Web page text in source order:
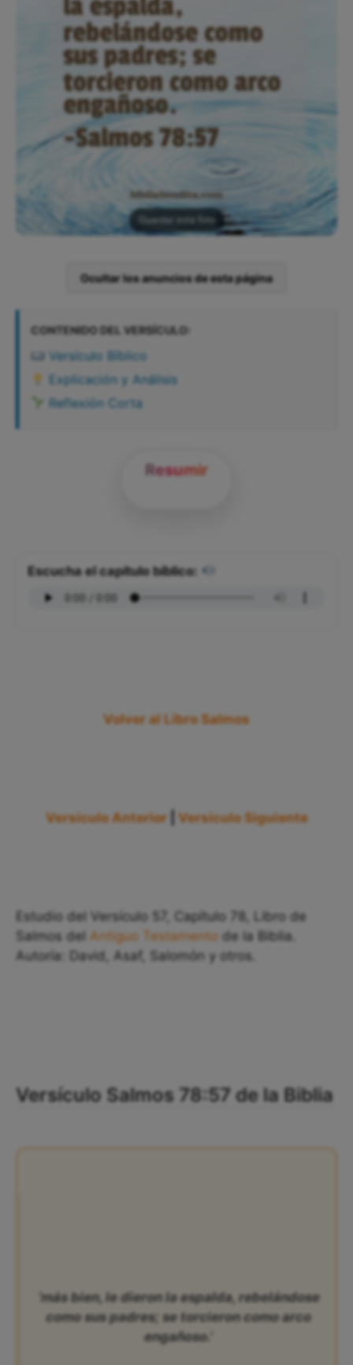
Guardar esta foto
Ocultar los anuncios de esta página
CONTENIDO DEL VERSÍCULO:
Versículo Bíblico
Explicación y Análisis
Reflexión Corta
Resumir
Escucha el capítulo bíblico:
Volver al Libro Salmos
Versículo Anterior Versículo Siguiente
Estudio del Versículo 57, Capítulo 78, Libro de
Salmos del Antiguo Testamento de la Biblia.
Autoría: David, Asaf, Salomón y otros.
Versículo Salmos 78:57 de la Biblia
‘más bien, le dieron la espalda, rebelándose
como sus padres; se torcieron como arco
engañoso.’